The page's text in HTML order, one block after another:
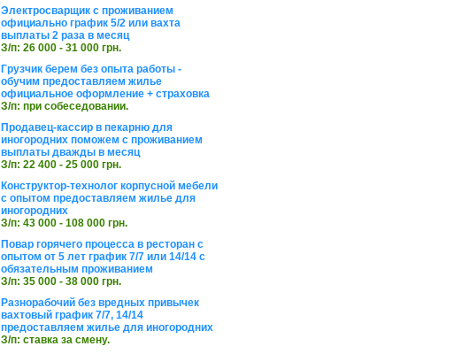
Электросварщик с проживанием
официально график 5/2 или вахта
выплаты 2 раза в месяц
З/п: 26 000 - 31 000 грн.
Грузчик берем без опыта работы -
обучим предоставляем жилье
официальное оформление + страховка
З/п: при собеседовании.
Продавец-кассир в пекарню для
иногородних поможем с проживанием
выплаты дважды в месяц
З/п: 22 400 - 25 000 грн.
Конструктор-технолог корпусной мебели
с опытом предоставляем жилье для
иногородних
З/п: 43 000 - 108 000 грн.
Повар горячего процесса в ресторан с
опытом от 5 лет график 7/7 или 14/14 с
обязательным проживанием
З/п: 35 000 - 38 000 грн.
Разнорабочий без вредных привычек
вахтовый график 7/7, 14/14
предоставляем жилье для иногородних
З/п: ставка за смену.